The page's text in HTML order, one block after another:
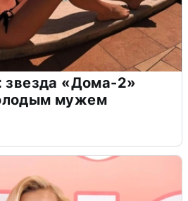
звезда «Дома-2»
мужем